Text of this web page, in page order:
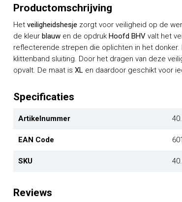
Productomschrijving
Het veiligheidshesje zorgt voor veiligheid op de
de kleur blauw en de opdruk Hoofd BHV valt het
reflecterende strepen die oplichten in het
klittenband sluiting. Door het dragen van deze
opvalt. De maat is XL en daardoor geschikt voor
Specificaties
Artikelnummer
EAN Code
SKU
Reviews